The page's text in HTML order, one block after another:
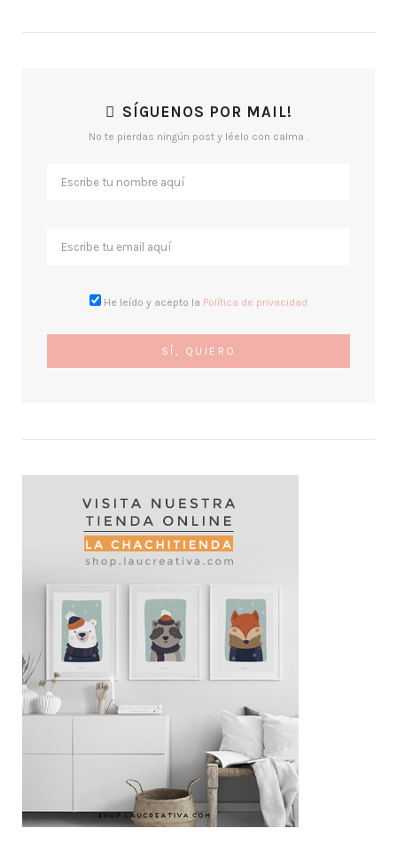
SÍGUENOS POR MAIL!
No te pierdas ningún post y léelo con calma .
He leído y acepto la Política de privacidad